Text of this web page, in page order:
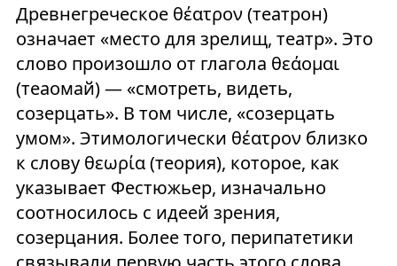
Древнегреческое θέατρον (театрон)
означает «место для зрелищ, театр». Это
слово произошло от глагола θεάομαι
(теаомай) — «смотреть, видеть,
созерцать». В том числе, «созерцать
умом». Этимологически θέατρον близко
к слову θεωρία (теория), которое, как
указывает Фестюжьер, изначально
соотносилось с идеей зрения,
созерцания. Более того, перипатетики